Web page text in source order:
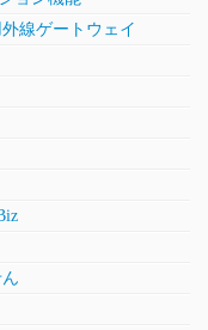
線ゲートウェイ